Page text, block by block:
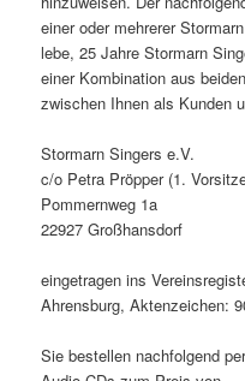
einer oder mehrerer
lebe, 25 Jahre Stormarn
einer Kombination aus
zwischen Ihnen als Kunden
Stormarn Singers e.V.
c/o Petra Pröpper (1.
Pommernweg 1a
22927 Großhansdorf
eingetragen ins
Ahrensburg, Aktenzeichen:
Sie bestellen nachfolgend